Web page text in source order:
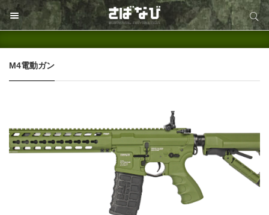
サイト内検索
M4電動ガン
サイト内検索